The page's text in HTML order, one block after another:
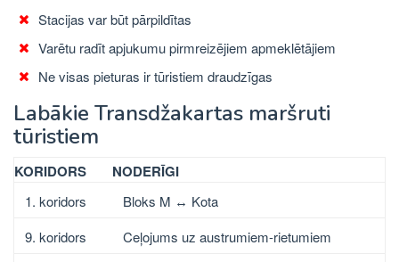
Stacijas var būt pārpildītas
Varētu radīt apjukumu pirmreizējiem apmeklētājiem
Ne visas pieturas ir tūristiem draudzīgas
Labākie Transdžakartas maršruti
tūristiem
KORIDORS NODERĪGI
1. koridors
Bloks M ↔ Kota
9. koridors
Ceļojums uz austrumiem-rietumiem